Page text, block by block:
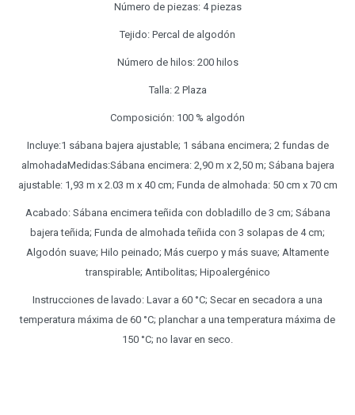
Número de piezas: 4 piezas
Tejido: Percal de algodón
Número de hilos: 200 hilos
Talla: 2 Plaza
Composición: 100 % algodón
Incluye:1 sábana bajera ajustable; 1 sábana encimera; 2 fundas de
almohadaMedidas:Sábana encimera: 2,90 m x 2,50 m; Sábana bajera
ajustable: 1,93 m x 2.03 m x 40 cm; Funda de almohada: 50 cm x 70 cm
Acabado: Sábana encimera teñida con dobladillo de 3 cm; Sábana
bajera teñida; Funda de almohada teñida con 3 solapas de 4 cm;
Algodón suave; Hilo peinado; Más cuerpo y más suave; Altamente
transpirable; Antibolitas; Hipoalergénico
Instrucciones de lavado: Lavar a 60 °C; Secar en secadora a una
temperatura máxima de 60 °C; planchar a una temperatura máxima de
150 °C; no lavar en seco.